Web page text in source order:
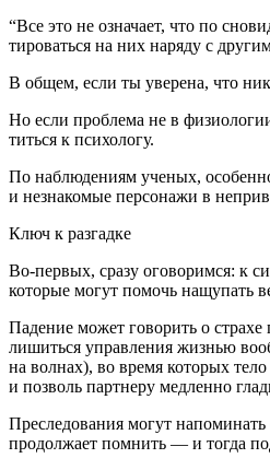
“Все это не означает, что по
тироваться на них наряду с
В общем, если ты уверена, что
Но если проблема не в
титься к психологу.
По наблюдениям ученых,
и незнакомые персонажи в
Ключ к разгадке
Во-первых, сразу оговоримся: к
которые могут помочь нащупать
Падение может говорить о страхе
лишиться управления жизнью
на волнах), во время которых
и позволь партнеру мед­ленно
Преследования могут
продолжает помнить — и тогда